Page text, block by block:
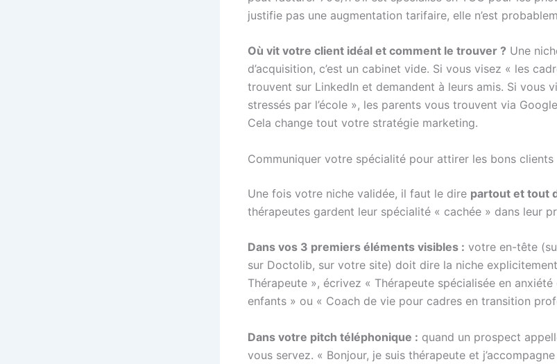
justifie pas une augmentation tarifaire, elle n’est
Où vit votre client idéal et comment le trouver ? Une
d’acquisition, c’est un cabinet vide. Si vous visez « les
trouvent sur LinkedIn et demandent à leurs amis. Si vous
stressés par l’école », les parents vous trouvent via
Cela change tout votre stratégie marketing.
Communiquer votre spécialité pour attirer les bons clients
Une fois votre niche validée, il faut le dire partout et tout
thérapeutes gardent leur spécialité « cachée » dans leur
Dans vos 3 premiers éléments visibles : votre en-tête
sur Doctolib, sur votre site) doit dire la niche
Thérapeute », écrivez « Thérapeute spécialisée en
enfants » ou « Coach de vie pour cadres en transition
Dans votre pitch téléphonique : quand un prospect
vous servez. « Bonjour, je suis thérapeute et